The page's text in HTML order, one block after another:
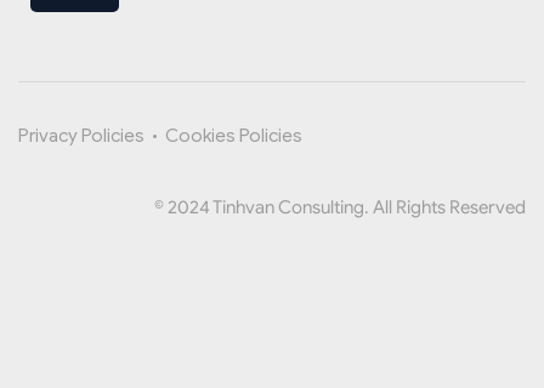
Privacy Policies • Cookies Policies
© 2024 Tinhvan Consulting. All Rights Reserved